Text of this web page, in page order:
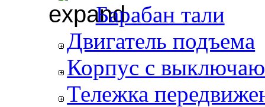
Барабан тали
Двигатель подъема
Корпус с
Тележка